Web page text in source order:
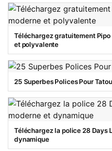
Téléchargez gratuitement Pipo
et polyvalente
25 Superbes Polices Pour
Téléchargez la police 28 Days
dynamique